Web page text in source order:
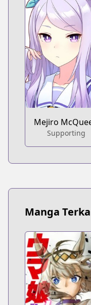
Mejiro
Supporting
Manga